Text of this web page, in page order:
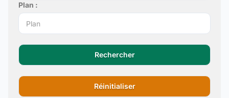
Plan :
Rechercher
Réinitialiser